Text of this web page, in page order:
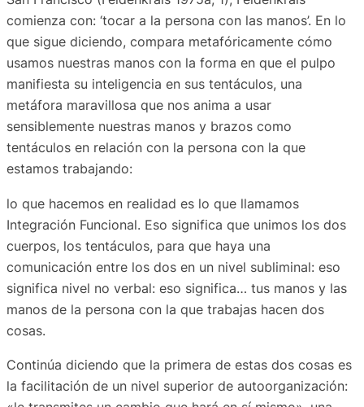
comienza con: ‘tocar a la persona con las manos’. En lo
que sigue diciendo, compara metafóricamente cómo
usamos nuestras manos con la forma en que el pulpo
manifiesta su inteligencia en sus tentáculos, una
metáfora maravillosa que nos anima a usar
sensiblemente nuestras manos y brazos como
tentáculos en relación con la persona con la que
estamos trabajando:
lo que hacemos en realidad es lo que llamamos
Integración Funcional. Eso significa que unimos los dos
cuerpos, los tentáculos, para que haya una
comunicación entre los dos en un nivel subliminal: eso
significa nivel no verbal: eso significa… tus manos y las
manos de la persona con la que trabajas hacen dos
cosas.
Continúa diciendo que la primera de estas dos cosas es
la facilitación de un nivel superior de autoorganización: